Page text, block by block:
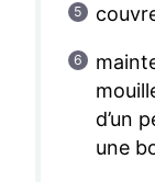
d’un
une